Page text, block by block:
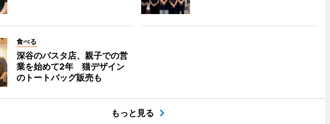
食べる
深谷のパスタ店、親子での営
業を始めて2年 猫デザイン
のトートバッグ販売も
もっと見る